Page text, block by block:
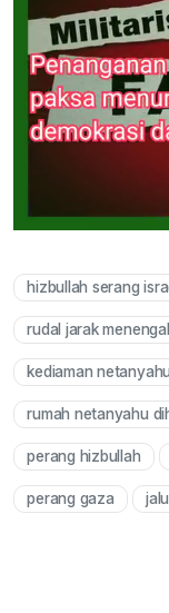
hizbullah serang
rudal jarak
kediaman
rumah netanyahu
perang hizbullah
perang gaza